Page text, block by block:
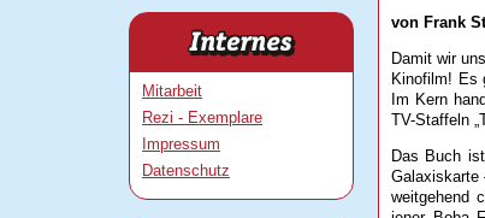
Mitarbeit
Rezi - Exemplare
Impressum
Datenschutz
von Frank
Damit wir
Kinofilm! Es
Im Kern
TV-Staffeln
Das Buch
Galaxiskarte
weitgehend